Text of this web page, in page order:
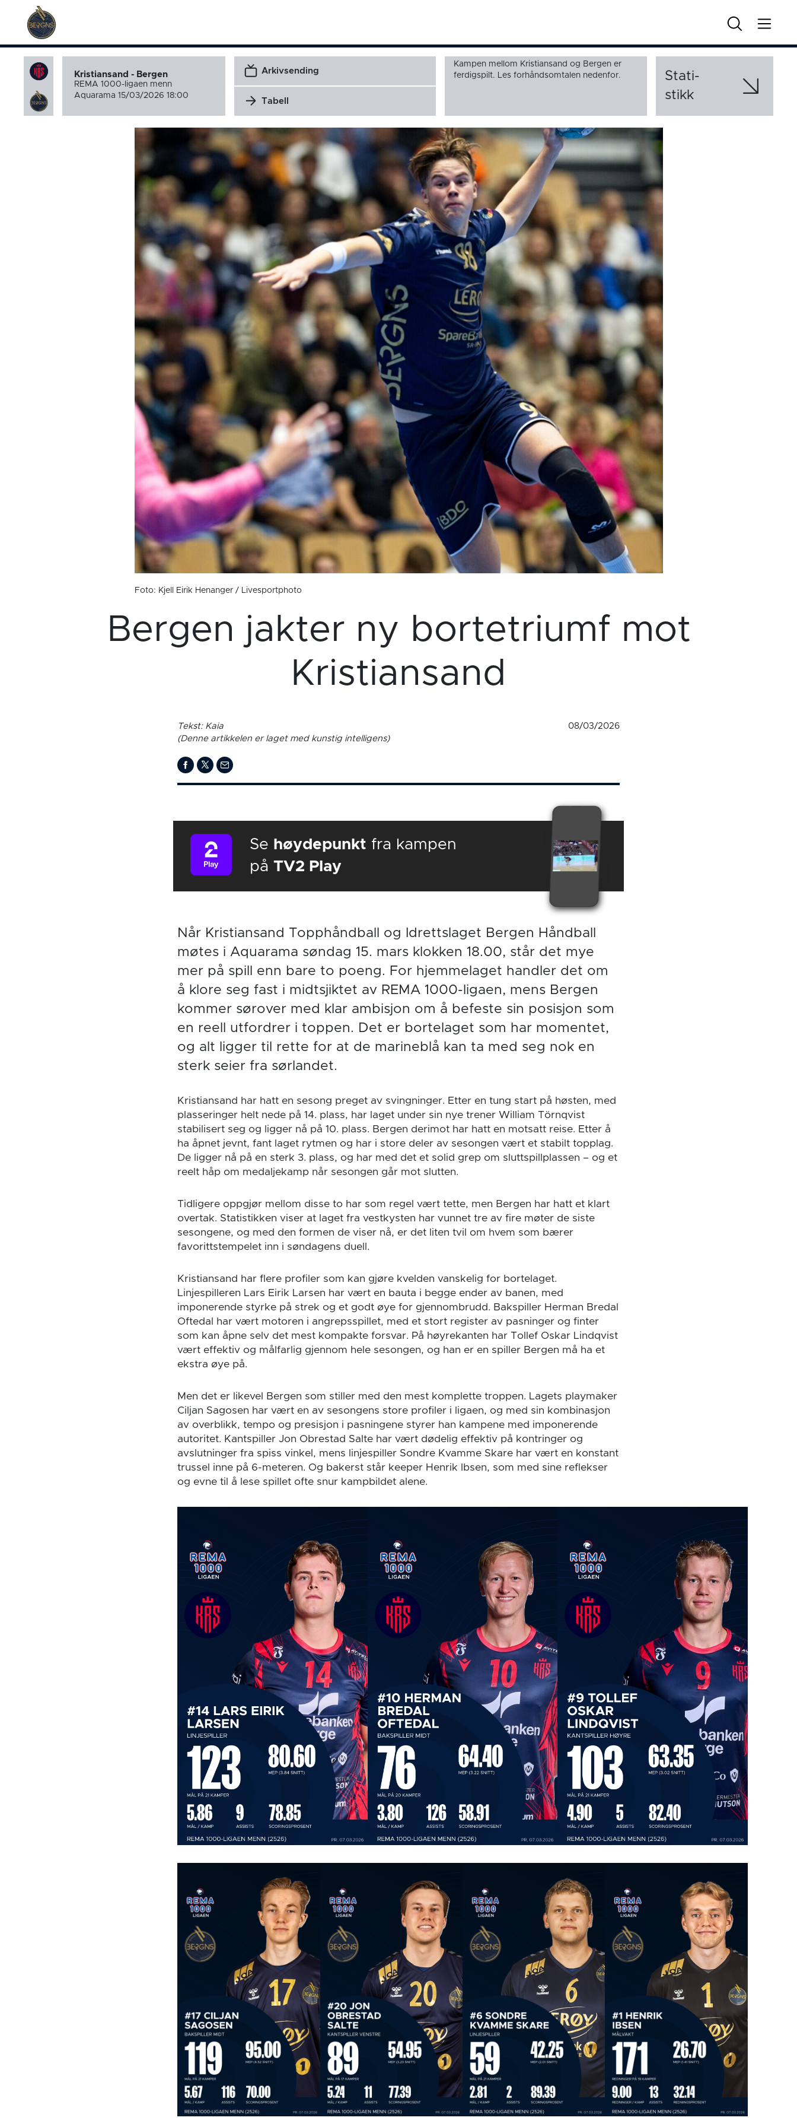
Kristiansand - Bergen
REMA 1000-ligaen menn
Aquarama 15/03/2026 18:00
Arkivsending
Tabell
Kampen mellom Kristiansand og Bergen er
ferdigspilt. Les forhåndsomtalen nedenfor.
Stati­
stikk
Foto: Kjell Eirik Henanger / Livesportphoto
Bergen jakter ny bortetriumf mot
Kristiansand
Tekst: Kaia
08/03/2026
(Denne artikkelen er laget med kunstig intelligens)
Se høydepunkt fra kampen
påTV2 Play
Når Kristiansand Topphåndball og Idrettslaget Bergen Håndball
møtes i Aquarama søndag 15. mars klokken 18.00, står det mye
mer på spill enn bare to poeng. For hjemmelaget handler det om
å klore seg fast i midtsjiktet av REMA 1000-ligaen, mens Bergen
kommer sørover med klar ambisjon om å befeste sin posisjon som
en reell utfordrer i toppen. Det er bortelaget som har momentet,
og alt ligger til rette for at de marineblå kan ta med seg nok en
sterk seier fra sørlandet.
Kristiansand har hatt en sesong preget av svingninger. Etter en tung start på høsten, med
plasseringer helt nede på 14. plass, har laget under sin nye trener William Törnqvist
stabilisert seg og ligger nå på 10. plass. Bergen derimot har hatt en motsatt reise. Etter å
ha åpnet jevnt, fant laget rytmen og har i store deler av sesongen vært et stabilt topplag.
De ligger nå på en sterk 3. plass, og har med det et solid grep om sluttspillplassen – og et
reelt håp om medaljekamp når sesongen går mot slutten.
Tidligere oppgjør mellom disse to har som regel vært tette, men Bergen har hatt et klart
overtak. Statistikken viser at laget fra vestkysten har vunnet tre av fire møter de siste
sesongene, og med den formen de viser nå, er det liten tvil om hvem som bærer
favorittstempelet inn i søndagens duell.
Kristiansand har flere profiler som kan gjøre kvelden vanskelig for bortelaget.
Linjespilleren Lars Eirik Larsen har vært en bauta i begge ender av banen, med
imponerende styrke på strek og et godt øye for gjennombrudd. Bakspiller Herman Bredal
Oftedal har vært motoren i angrepsspillet, med et stort register av pasninger og finter
som kan åpne selv det mest kompakte forsvar. På høyrekanten har Tollef Oskar Lindqvist
vært effektiv og målfarlig gjennom hele sesongen, og han er en spiller Bergen må ha et
ekstra øye på.
Men det er likevel Bergen som stiller med den mest komplette troppen. Lagets playmaker
Ciljan Sagosen har vært en av sesongens store profiler i ligaen, og med sin kombinasjon
av overblikk, tempo og presisjon i pasningene styrer han kampene med imponerende
autoritet. Kantspiller Jon Obrestad Salte har vært dødelig effektiv på kontringer og
avslutninger fra spiss vinkel, mens linjespiller Sondre Kvamme Skare har vært en konstant
trussel inne på 6-meteren. Og bakerst står keeper Henrik Ibsen, som med sine reflekser
og evne til å lese spillet ofte snur kampbildet alene.